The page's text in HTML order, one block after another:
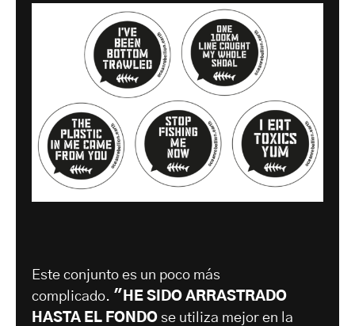
Este conjunto es un poco más
complicado. "HE SIDO ARRASTRADO
HASTA EL FONDO se utiliza mejor en la